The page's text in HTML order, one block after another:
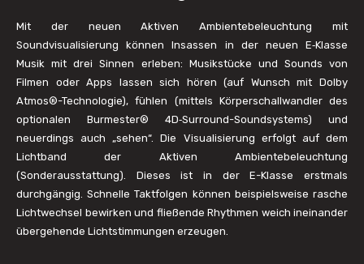
Mit der neuen Aktiven Ambientebeleuchtung mit
Soundvisualisierung können Insassen in der neuen E‑Klasse
Musik mit drei Sinnen erleben: Musikstücke und Sounds von
Filmen oder Apps lassen sich hören (auf Wunsch mit Dolby
Atmos®-Technologie), fühlen (mittels Körperschallwandler des
optionalen Burmester® 4D‑Surround-Soundsystems) und
neuerdings auch „sehen“. Die Visualisierung erfolgt auf dem
Lichtband der Aktiven Ambientebeleuchtung
(Sonderausstattung). Dieses ist in der E-Klasse erstmals
durchgängig. Schnelle Taktfolgen können beispielsweise rasche
Lichtwechsel bewirken und fließende Rhythmen weich ineinander
übergehende Lichtstimmungen erzeugen.